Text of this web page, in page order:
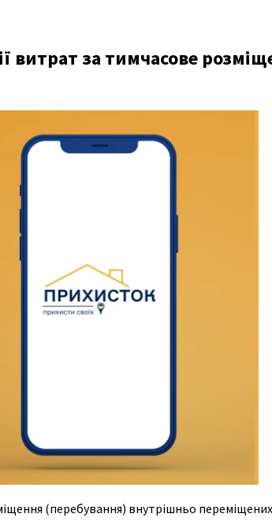
витрат за тимчасове
(перебування) внутрішньо переміщених